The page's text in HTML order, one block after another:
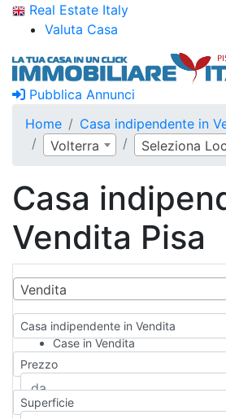
Real Estate Italy
Valuta Casa
Pubblica Annunci
Home
Casa indipendente in
Volterra
Seleziona
Casa
Vendita Pisa
Vendita
Casa indipendente in Vendita
Case in Vendita
Qualsiasi
Appartamento
Casa indipendente
Casa Semi-indipendente
Prezzo
Superficie